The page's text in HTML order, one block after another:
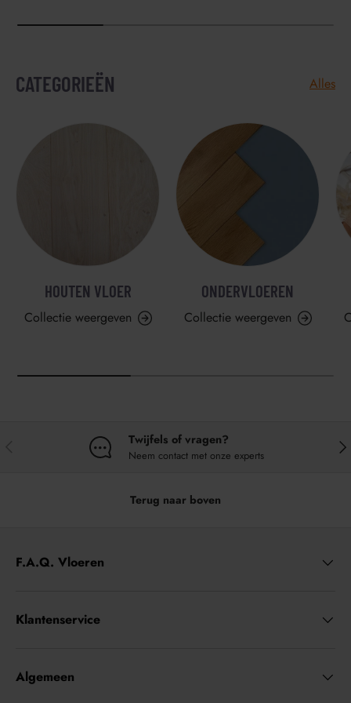
CATEGORIEËN Alles
HOUTEN VLOER
Collectie weergeven
ONDERVLOEREN
Collectie weergeven
Twijfels of vragen?
Neem contact met onze experts
Terug naar boven
F.A.Q. Vloeren
Klantenservice
Algemeen